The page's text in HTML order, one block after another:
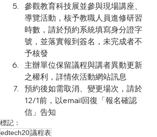
參觀教育科技展並參與現場講座、
導覽活動，​核予教職人員進修研習
時數，請於預約系統填寫身分證字
號，並落實報到簽名，未完成者不
予核發
主辦單位保留議程與講者異動更新
之權利，詳情依活動網站訊息
預約後如需取消、變更場次，請於
12/1前，以email回復「報名確認
信」告知
標記：
edtech20議程表